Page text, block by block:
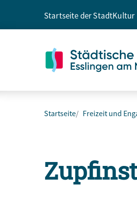
Startseite der StadtKultur
Startseite Freizeit und